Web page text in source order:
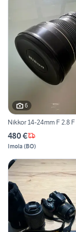
6
Nikkor 14-24mm F 2.8 F
480 €
Imola (BO)